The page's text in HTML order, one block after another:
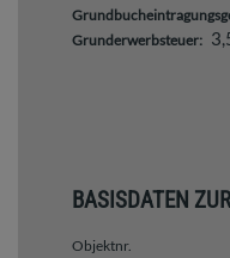
Grunderwerbsteuer:
BASISDATEN
Objektnr.